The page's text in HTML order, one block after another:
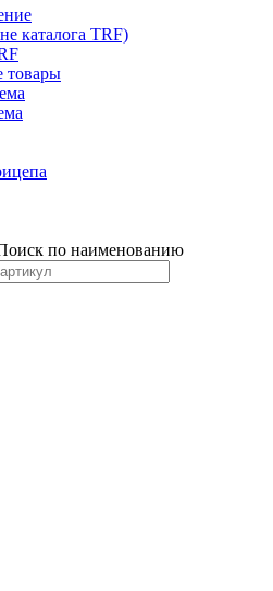
каталога TRF)
товары
по наименованию